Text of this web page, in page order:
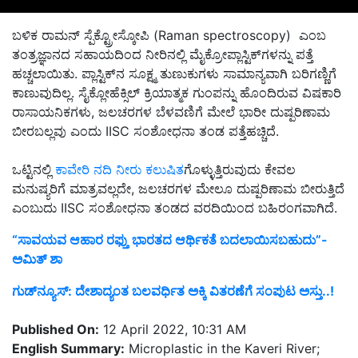
ಬಳಿಕ ರಾಮನ್ ಸ್ಪೆಕ್ಟ್ರೋಸ್ಕೋಪಿ (Raman spectroscopy) ಎಂಬ
ತಂತ್ರಜ್ಞಾನದ ಸಹಾಯದಿಂದ ನೀರಿನಲ್ಲಿ ಮೈಕ್ರೋಪ್ಲಾಸ್ಟಿಕ್‌ಗಳನ್ನು ಪತ್ತೆ
ಹಚ್ಚಲಾಯಿತು. ಪ್ಲಾಸ್ಟಿಕ್‌ನ ಸೂಕ್ಷ್ಮ ತುಣುಕುಗಳು ಸಾಮಾನ್ಯವಾಗಿ ಬರಿಗಣ್ಣಿಗೆ
ಕಾಣುವುದಿಲ್ಲ. ಸೈಕ್ಲೋಹೆಕ್ಸಿಲ್ ಕ್ರಿಯಾತ್ಮಕ ಗುಂಪನ್ನು ಹೊಂದಿರುವ ವಿಷಕಾರಿ
ರಾಸಾಯನಿಕಗಳು, ಜಲಚರಗಳ ಬೆಳವಣಿಗೆ ಮೇಲೆ ಭಾರೀ ದುಷ್ಪರಿಣಾಮ
ಬೀರಬಲ್ಲವು ಎಂದು IISC ಸಂಶೋಧನಾ ತಂಡ ಪತ್ತೆಹಚ್ಚಿದೆ.
ಒಟ್ಟಿನಲ್ಲಿ ಕಾವೇರಿ ನದಿ ನೀರು ಕಲುಷಿತಗೊಳ್ಳುತ್ತಿರುವುದು ಕೇವಲ
ಮನುಷ್ಯರಿಗೆ ಮಾತ್ರವಲ್ಲದೇ, ಜಲಚರಗಳ ಮೇಲೂ ದುಷ್ಪರಿಣಾಮ ಬೀರುತ್ತಿದೆ
ಎಂಬುದು IISC ಸಂಶೋಧನಾ ತಂಡದ ವರದಿಯಿಂದ ಬಹಿರಂಗವಾಗಿದೆ.
“ಸಾವಯವ ಆಹಾರ ರಫ್ತು ಭಾರತದ ಆರ್ಥಿಕತೆ ಬದಲಾಯಿಸಬಹುದು”-
ಅಮಿತ್ ಶಾ
ಗುಡ್‌ನ್ಯೂಸ್‌: ದೇಶಾದ್ಯಂತ ಬಲವರ್ಧಿತ ಅಕ್ಕಿ ವಿತರಣೆಗೆ ಸಂಪುಟ ಅಸ್ತು..!
Published On: 12 April 2022, 10:31 AM
English Summary: Microplastic in the Kaveri River;